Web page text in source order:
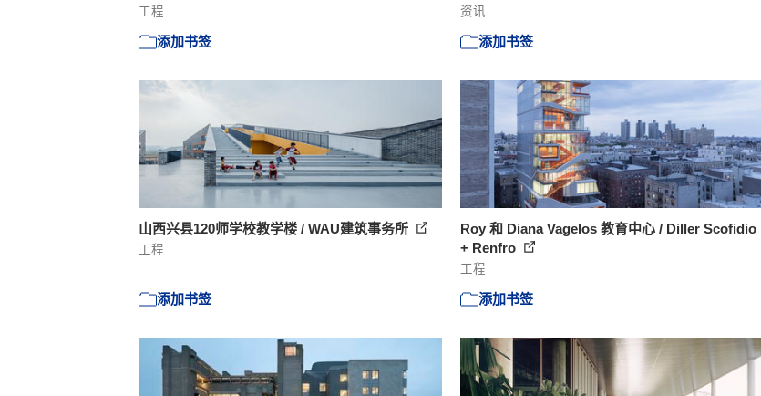
工程
添加书签
资讯
添加书签
山西兴县120师学校教学楼 / WAU建筑事务所
工程
添加书签
Roy 和 Diana Vagelos 教育中心 / Diller Scofidio
+ Renfro
工程
添加书签